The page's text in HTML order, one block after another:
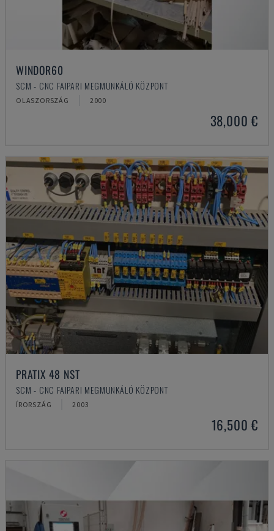
WINDOR60
SCM - CNC FAIPARI MEGMUNKÁLÓ KÖZPONT
OLASZORSZÁG 2000
38,000 €
PRATIX 48 NST
SCM - CNC FAIPARI MEGMUNKÁLÓ KÖZPONT
ÍRORSZÁG 2003
16,500 €